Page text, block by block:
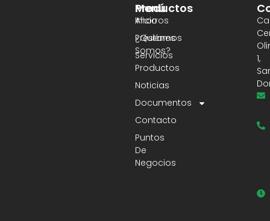
Productos
Ahorros
Préstamos
Servicios
Menú
Inicio
¿Quiénes
Somos?
Productos
Noticias
Documentos
Contacto
Puntos
De
Negocios
1,